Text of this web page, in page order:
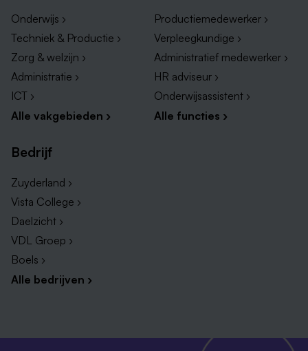
Onderwijs ›
Techniek & Productie ›
Zorg & welzijn ›
Administratie ›
ICT ›
Alle vakgebieden ›
Productiemedewerker ›
Verpleegkundige ›
Administratief medewerker ›
HR adviseur ›
Onderwijsassistent ›
Alle functies ›
Bedrijf
Zuyderland ›
Vista College ›
Daelzicht ›
VDL Groep ›
Boels ›
Alle bedrijven ›